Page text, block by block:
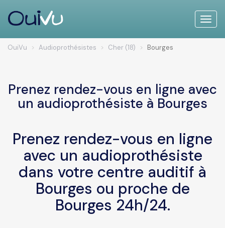
Toggle
OuiVu Audioprothésistes Cher (18) Bourges
Prenez rendez-vous en ligne avec
un audioprothésiste à Bourges
Prenez rendez-vous en ligne
avec un audioprothésiste
dans votre centre auditif à
Bourges ou proche de
Bourges 24h/24.